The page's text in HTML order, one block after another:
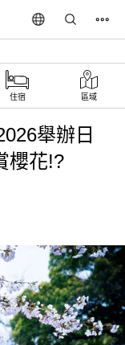
住宿 區域
舉辦日
櫻花!?